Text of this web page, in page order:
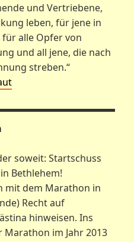
und Vertriebene,
leben, für jene in
alle Opfer von
und all jene, die nach
streben.“
soweit: Startschuss
Bethlehem!
mit dem Marathon in
Recht auf
hinweisen. Ins
im Jahr 2013